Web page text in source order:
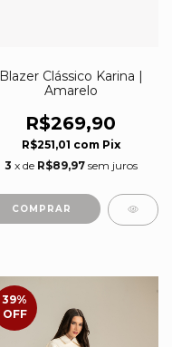
Blazer Clássico Karina |
Amarelo
R$269,90
R$251,01 com Pix
3 x de R$89,97 sem juros
COMPRAR
39%
OFF